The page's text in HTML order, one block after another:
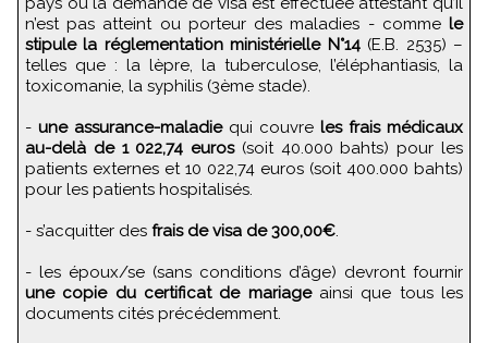
n’est pas atteint ou porteur des maladies - commele
stipule la réglementation ministérielle N°14(E.B. 2535) –
telles que : la lèpre, la tuberculose, l’éléphantiasis, la
toxicomanie, la syphilis (3ème stade).
- une assurance-maladiequi couvre les frais médicaux
au-delà de 1 022,74 euros (soit 40.000 bahts) pour les
patients externes et 10 022,74 euros (soit 400.000 bahts)
pour les patients hospitalisés.
- s’acquitter des frais de visa de 300,00€.
- les époux/se (sans conditions d’âge) devront fournir
une copie du certificat de mariageainsi que tous les
documents cités précédemment.